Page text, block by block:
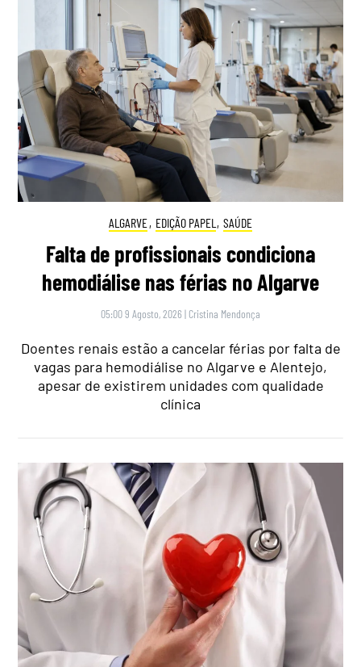
ALGARVE, EDIÇÃO PAPEL , SAÚDE
Falta de profissionais condiciona
hemodiálise nas férias no Algarve
05:00 9 Agosto, 2026 | Cristina Mendonça
Doentes renais estão a cancelar férias por falta de
vagas para hemodiálise no Algarve e Alentejo,
apesar de existirem unidades com qualidade
clínica